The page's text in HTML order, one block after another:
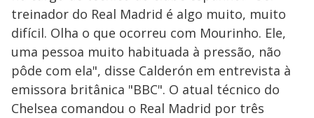
treinador do Real Madrid é algo muito, muito
difícil. Olha o que ocorreu com Mourinho. Ele,
uma pessoa muito habituada à pressão, não
pôde com ela", disse Calderón em entrevista à
emissora britânica "BBC". O atual técnico do
Chelsea comandou o Real Madrid por três